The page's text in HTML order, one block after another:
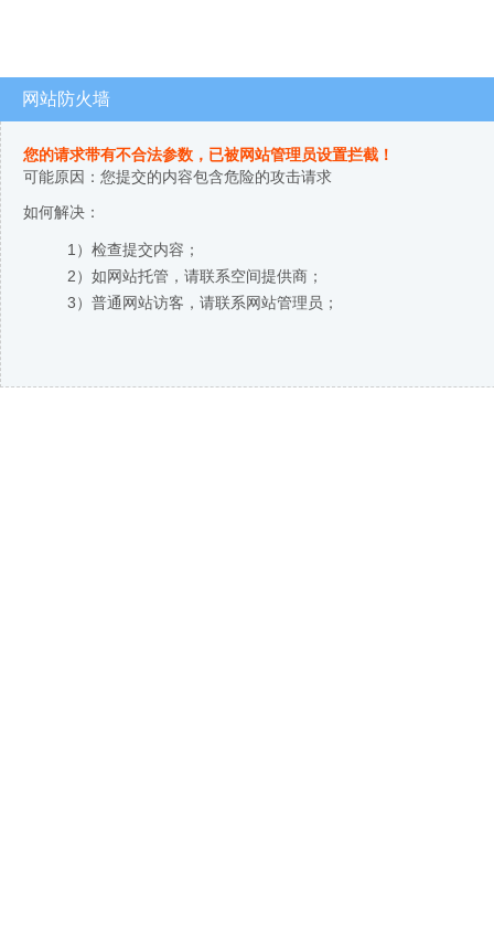
网站防火墙
您的请求带有不合法参数，已被网站管理员设置拦截！
可能原因：您提交的内容包含危险的攻击请求
如何解决：
1）检查提交内容；
2）如网站托管，请联系空间提供商；
3）普通网站访客，请联系网站管理员；